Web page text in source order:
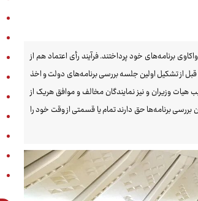
خود پرداختند. فرآیند رأی اعتماد هم از
ماده۲۰۴ آیین‌نامه داخلی خانه ملت قبل از تشکیل اولین جلسه بررسی برنامه‌های دولت و اخذ
وزیران و نیز نمایندگان مخالف و موافق هریک از
بررسی برنامه‌ها حق دارند تمام یا قسمتی از وقت خود را